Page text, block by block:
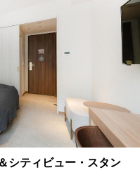
シティビュー・スタン